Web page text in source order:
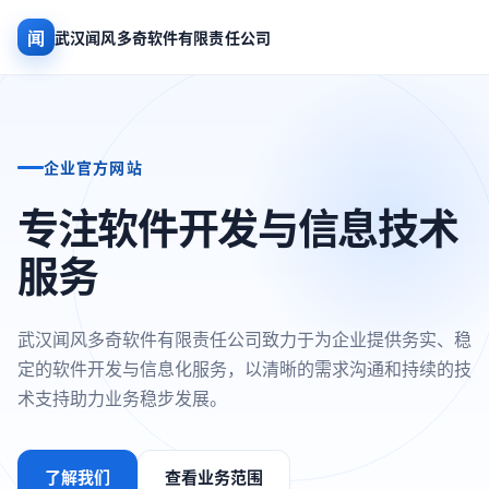
闻 武汉闻风多奇软件有限责任公司
企业官方网站
专注软件开发与信息技术
服务
武汉闻风多奇软件有限责任公司致力于为企业提供务实、稳
定的软件开发与信息化服务，以清晰的需求沟通和持续的技
术支持助力业务稳步发展。
了解我们 查看业务范围